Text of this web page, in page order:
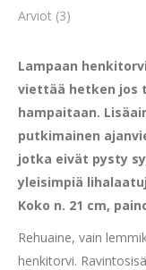
Arviot (3)
Lampaan
viettää hetken jos
hampaitaan.
putkimainen
jotka eivät pysty
yleisimpiä
Koko n. 21 cm,
Rehuaine, vain
henkitorvi.